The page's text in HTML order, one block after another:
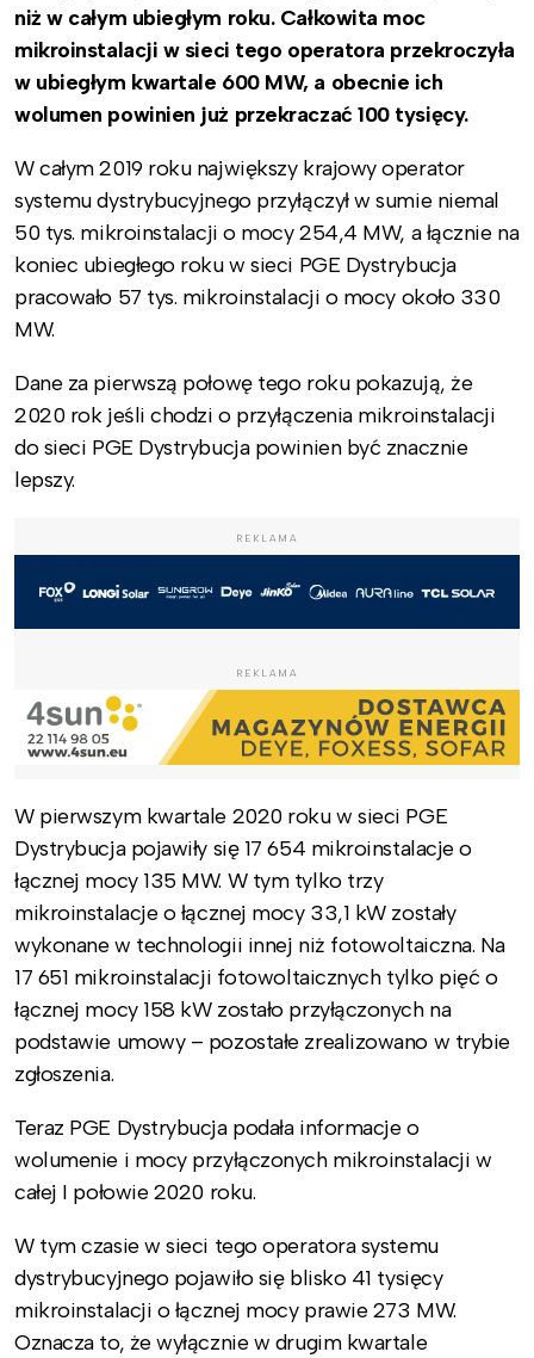
niż w całym ubiegłym roku. Całkowita moc
mikroinstalacji w sieci tego operatora przekroczyła
w ubiegłym kwartale 600 MW, a obecnie ich
wolumen powinien już przekraczać 100 tysięcy.
W całym 2019 roku największy krajowy operator
systemu dystrybucyjnego przyłączył w sumie niemal
50 tys. mikroinstalacji o mocy 254,4 MW, a łącznie na
koniec ubiegłego roku w sieci PGE Dystrybucja
pracowało 57 tys. mikroinstalacji o mocy około 330
MW.
Dane za pierwszą połowę tego roku pokazują, że
2020 rok jeśli chodzi o przyłączenia mikroinstalacji
do sieci PGE Dystrybucja powinien być znacznie
lepszy.
REKLAMA
REKLAMA
W pierwszym kwartale 2020 roku w sieci PGE
Dystrybucja pojawiły się 17 654 mikroinstalacje o
łącznej mocy 135 MW. W tym tylko trzy
mikroinstalacje o łącznej mocy 33,1 kW zostały
wykonane w technologii innej niż fotowoltaiczna. Na
17 651 mikroinstalacji fotowoltaicznych tylko pięć o
łącznej mocy 158 kW zostało przyłączonych na
podstawie umowy – pozostałe zrealizowano w trybie
zgłoszenia.
Teraz PGE Dystrybucja podała informacje o
wolumenie i mocy przyłączonych mikroinstalacji w
całej I połowie 2020 roku.
W tym czasie w sieci tego operatora systemu
dystrybucyjnego pojawiło się blisko 41 tysięcy
mikroinstalacji o łącznej mocy prawie 273 MW.
Oznacza to, że wyłącznie w drugim kwartale